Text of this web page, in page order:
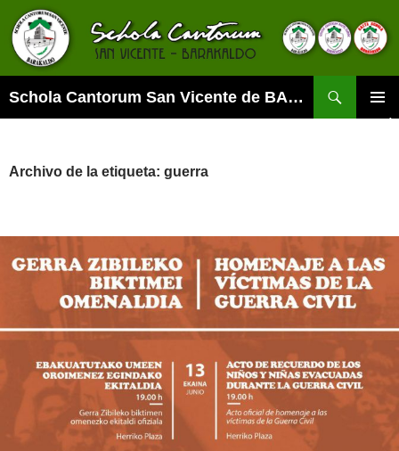
Schola Cantorum San Vicente de BARAKALDO
Archivo de la etiqueta: guerra